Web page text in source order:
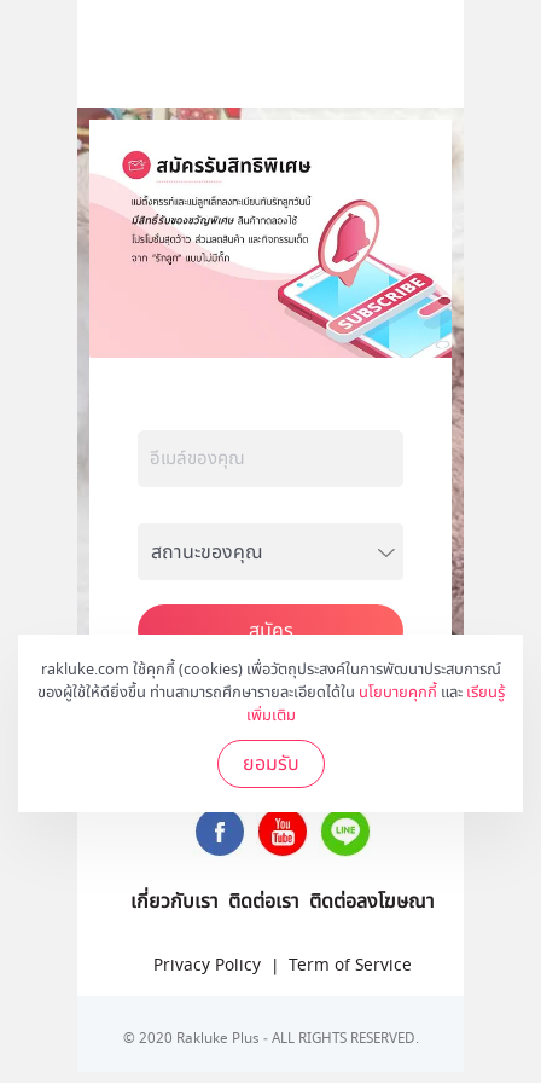
rakluke.com ใช้คุกกี้ (cookies) เพื่อวัตถุประสงค์ในการพัฒนาประสบการณ์
ของผู้ใช้ให้ดียิ่งขึ้น ท่านสามารถศึกษารายละเอียดได้ใน นโยบายคุกกี้ และ เรียนรู้
เพิ่มเติม
ยอมรับ
สมัคร
ติดตามเราได้ที่
เกี่ยวกับเรา ติดต่อเรา ติดต่อลงโฆษณา
Privacy Policy | Term of Service
© 2020 Rakluke Plus - ALL RIGHTS RESERVED.